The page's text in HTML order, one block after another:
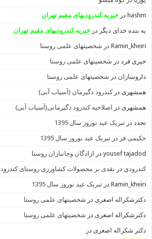
hashm درخیریه کندرودیهای مقیم تهران
یه بنده خدای دیگر درخیریه کندرودیهای مقیم تهران
Ramin_kheiri در شخصیتهای علمی روستا
خیری فرد در شخصیتهای علمی روستا
داروسازان در شخصیتهای علمی روستا
همشهری درکندرود دگیرمان (آسیاب آبی)
همشهری در اصلاحیه کندرود دگیرمانی(آسیاب آبی)
تجدد درتبریک عید نوروز سال 1395
حکیمی فر درتبریک عید نوروز سال 1395
yousef tajadod در ازادگان وجانبازان روستا
کندرودی در نقدی بر محصولات کشاورزی روستای کندرود
Ramin_kheiri درتبریک عید نوروز سال 1395
دکترشکراله اصغری در شخصیتهای علمی روستا
دکترشکراله اصغری در شخصیتهای علمی روستا
دکتر شکراله اصغری در